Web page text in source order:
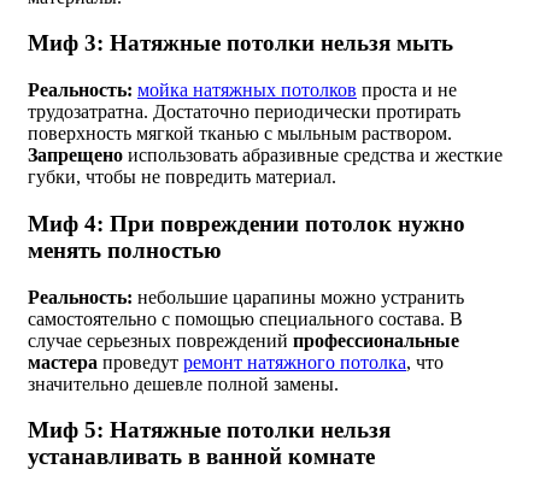
Миф 3: Натяжные потолки нельзя мыть
Реальность: мойка натяжных потолков проста и не
трудозатратна. Достаточно периодически протирать
поверхность мягкой тканью с мыльным раствором.
Запрещено использовать абразивные средства и жесткие
губки, чтобы не повредить материал.
Миф 4: При повреждении потолок нужно
менять полностью
Реальность: небольшие царапины можно устранить
самостоятельно с помощью специального состава. В
случае серьезных повреждений профессиональные
мастера проведут ремонт натяжного потолка, что
значительно дешевле полной замены.
Миф 5: Натяжные потолки нельзя
устанавливать в ванной комнате